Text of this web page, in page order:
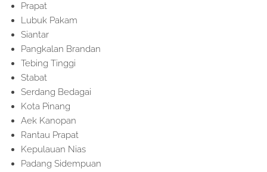
Prapat
Lubuk Pakam
Siantar
Pangkalan Brandan
Tebing Tinggi
Stabat
Serdang Bedagai
Kota Pinang
Aek Kanopan
Rantau Prapat
Kepulauan Nias
Padang Sidempuan